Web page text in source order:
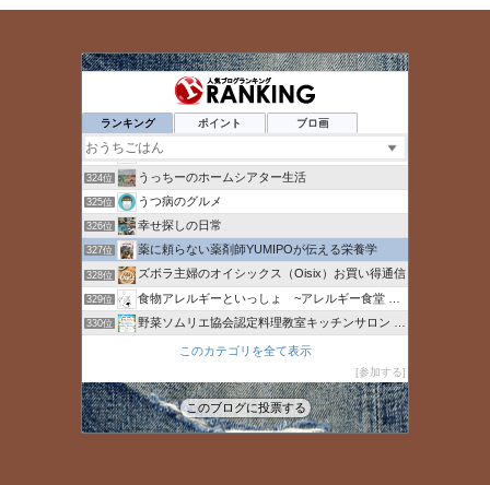
ランキング ポイント ブロ画
いらっしゃい！わが家のガレージcafeへ
ゆりなんLIFE
322位 貧乏な闘病日記 - 楽天ブログ
323位 人工肉 | 未来の食
324位 うっちーのホームシアター生活
325位 うつ病のグルメ
326位 幸せ探しの日常
327位 薬に頼らない薬剤師YUMIPOが伝える栄養学
328位 ズボラ主婦のオイシックス（Oisix）お買い得通信
329位 食物アレルギーといっしょ ~アレルギー食堂 よってんべぇ~
330位 野菜ソムリエ協会認定料理教室キッチンサロン ナチュベジライフ
命短し食せよカロリー
Oisix（オイシックス）の割引情報マニア
333位 きせつのあしあと
334位 みーmama blog
このカテゴリを全て表示
参加する
このブログに投票する